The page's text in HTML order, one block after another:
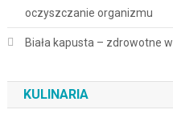
oczyszczanie organizmu
Biała kapusta – zdrowotne
KULINARIA